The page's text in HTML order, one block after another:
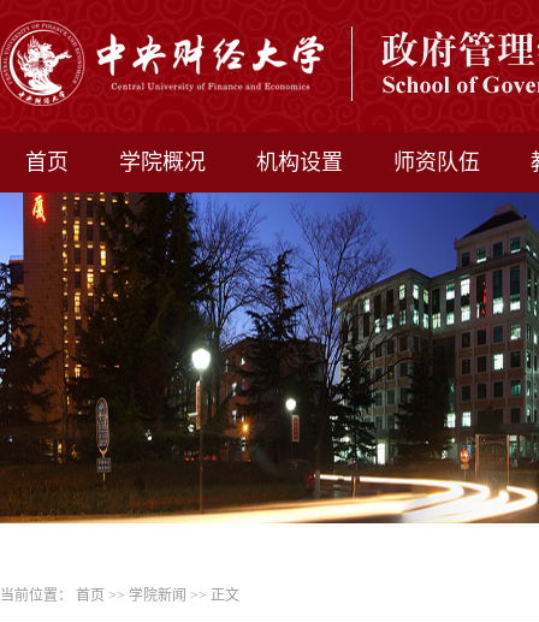
首页 学院概况 机构设置 师资队伍
当前位置： 首页 >> 学院新闻 >> 正文